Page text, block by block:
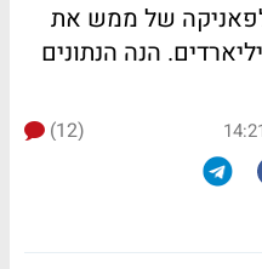
לפאניקה של ממש את
הנה הנתונים
(12)